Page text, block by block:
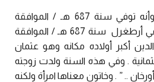
قبل ذلك ذكر أرطغرل وأنه توفي سنة 687 هـ / الموافقة
1288م فيقول : ” ولما توفي أرطغرل سنة 687 هـ / الموافقة
الدين أكبر أولاده مكانه وهو عثمان
. وفي هذه السنة ولدت زوجته
.. ” . وخاتون معناها امرأة ولكنه